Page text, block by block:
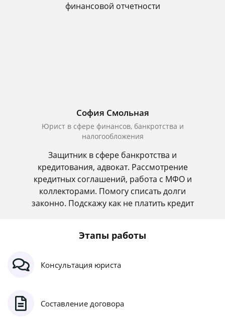
финансовой отчетности
София Смольная
Юрист в сфере финансов, банкротства и
налогообложения
Защитник в сфере банкротства и
кредитования, адвокат. Рассмотрение
кредитных соглашений, работа с МФО и
коллекторами. Помогу списать долги
законно. Подскажу как не платить кредит
Этапы работы
Консультация юриста
Составление договора